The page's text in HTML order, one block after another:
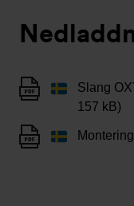
Slang
157 kB)